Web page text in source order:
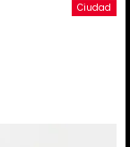
Ciudad